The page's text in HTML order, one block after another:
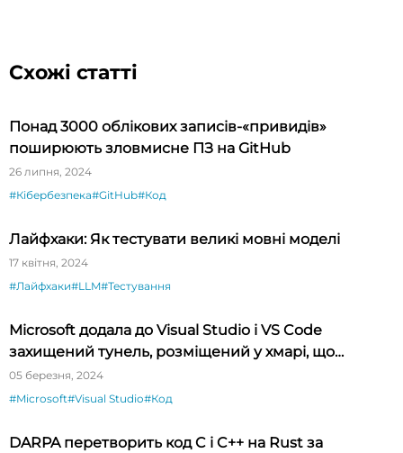
Схожі статті
Понад 3000 облікових записів-«привидів»
поширюють зловмисне ПЗ на GitHub
26 липня, 2024
#Кібербезпека#GitHub#Код
Лайфхаки: Як тестувати великі мовні моделі
17 квітня, 2024
#Лайфхаки#LLM#Тестування
Microsoft додала до Visual Studio і VS Code
захищений тунель, розміщений у хмарі, що
спрощує тестування API
05 березня, 2024
#Microsoft#Visual Studio#Код
DARPA перетворить код C і C++ на Rust за